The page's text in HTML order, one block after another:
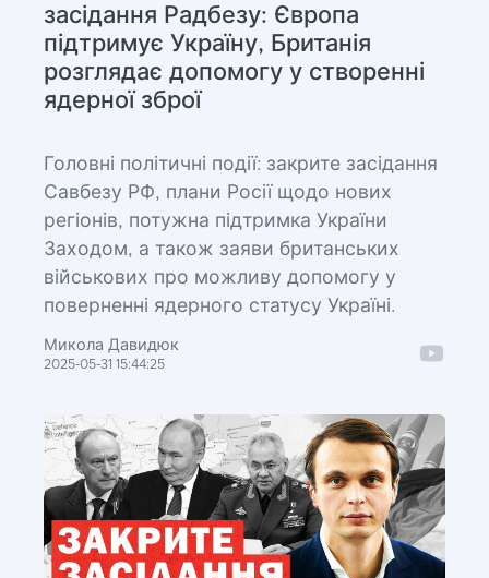
засідання Радбезу: Європа
підтримує Україну, Британія
розглядає допомогу у створенні
ядерної зброї
Головні політичні події: закрите засідання
Савбезу РФ, плани Росії щодо нових
регіонів, потужна підтримка України
Заходом, а також заяви британських
військових про можливу допомогу у
поверненні ядерного статусу Україні.
Микола Давидюк
2025-05-31 15:44:25